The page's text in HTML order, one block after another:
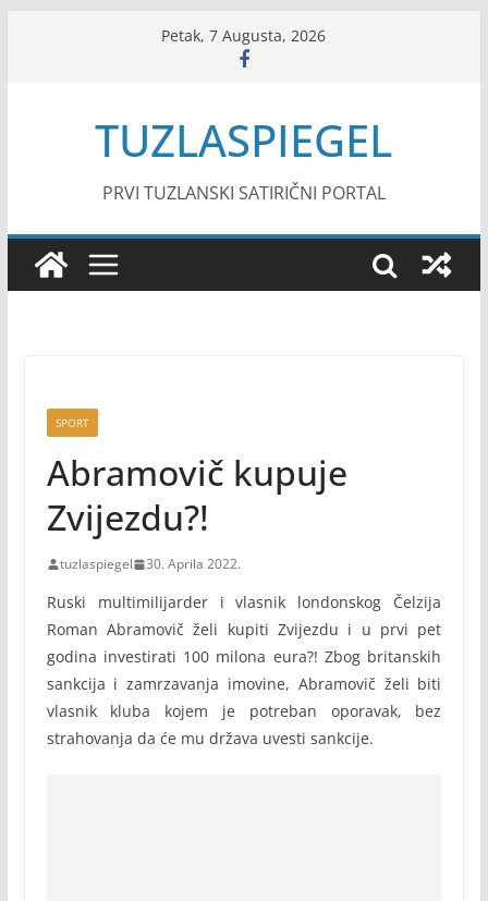
Petak, 7 Augusta, 2026
TUZLASPIEGEL
PRVI TUZLANSKI SATIRIČNI PORTAL
SPORT
Abramovič kupuje
Zvijezdu?!
tuzlaspiegel 30. Aprila 2022.
Ruski multimilijarder i vlasnik londonskog Čelzija
Roman Abramovič želi kupiti Zvijezdu i u prvi pet
godina investirati 100 milona eura?! Zbog britanskih
sankcija i zamrzavanja imovine, Abramovič želi biti
vlasnik kluba kojem je potreban oporavak, bez
strahovanja da će mu država uvesti sankcije.